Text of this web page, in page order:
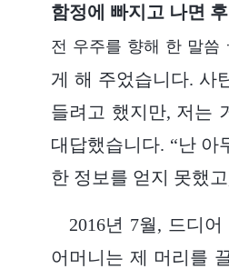
함정에 빠지고 나면
전 우주를 향해 한 말씀
게 해 주었습니다. 사
들려고 했지만, 저는
대답했습니다. “난 아
한 정보를 얻지 못했
2016년 7월, 드디
어머니는 제 머리를